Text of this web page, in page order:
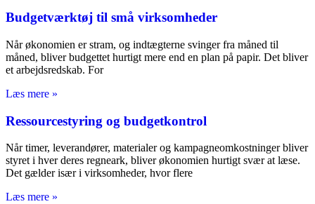
Budgetværktøj til små virksomheder
Når økonomien er stram, og indtægterne svinger fra måned til
måned, bliver budgettet hurtigt mere end en plan på papir. Det bliver
et arbejdsredskab. For
Læs mere »
Ressourcestyring og budgetkontrol
Når timer, leverandører, materialer og kampagneomkostninger bliver
styret i hver deres regneark, bliver økonomien hurtigt svær at læse.
Det gælder især i virksomheder, hvor flere
Læs mere »